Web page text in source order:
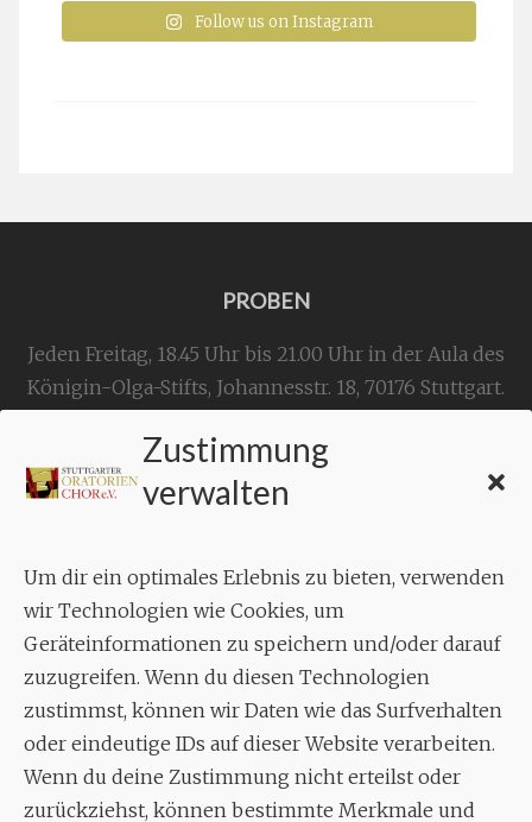
Zustimmung
verwalten
Um dir ein optimales Erlebnis zu bieten, verwenden
wir Technologien wie Cookies, um
Geräteinformationen zu speichern und/oder darauf
zuzugreifen. Wenn du diesen Technologien
zustimmst, können wir Daten wie das Surfverhalten
oder eindeutige IDs auf dieser Website verarbeiten.
Wenn du deine Zustimmung nicht erteilst oder
zurückziehst, können bestimmte Merkmale und
Follow us on Instagram
PROBEN
Jeden Freitag, 18.45 Uhr bis 21.00 Uhr in der Aula des
Königin-Olga-Stifts, Johannesstr. 18, 70176 Stuttgart.
KONTAKT
Geschäftsstelle:
Aixheimer Str. 18
70619 Stuttgart
MUSIK
Musikalischer Leiter:
Enrico Trummer
Tel.+49 (0)177 / 34 23 57 1